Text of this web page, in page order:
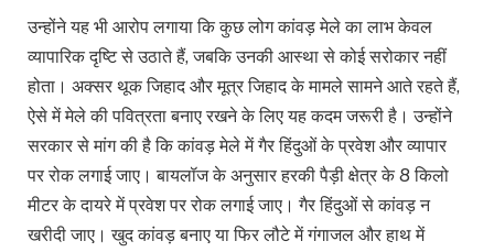
उन्होंने यह भी आरोप लगाया कि कुछ लोग कांवड़ मेले का लाभ केवल
व्यापारिक दृष्टि से उठाते हैं, जबकि उनकी आस्था से कोई सरोकार नहीं
होता। अक्सर थूक जिहाद और मूत्र जिहाद के मामले सामने आते रहते हैं,
ऐसे में मेले की पवित्रता बनाए रखने के लिए यह कदम जरूरी है। उन्होंने
सरकार से मांग की है कि कांवड़ मेले में गैर हिंदुओं के प्रवेश और व्यापार
पर रोक लगाई जाए। बायलॉज के अनुसार हरकी पैड़ी क्षेत्र के 8 किलो
मीटर के दायरे में प्रवेश पर रोक लगाई जाए। गैर हिंदुओं से कांवड़ न
खरीदी जाए। खुद कांवड़ बनाए या फिर लौटे में गंगाजल और हाथ में